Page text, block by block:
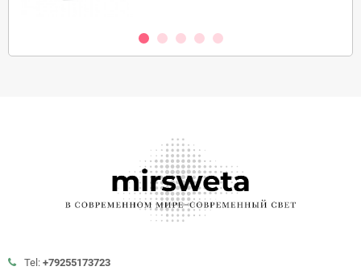
Tel: +79255173723